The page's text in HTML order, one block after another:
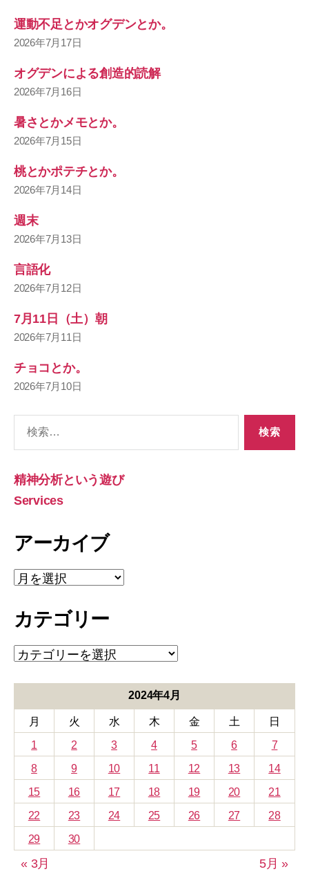
運動不足とかオグデンとか。
2026年7月17日
オグデンによる創造的読解
2026年7月16日
暑さとかメモとか。
2026年7月15日
桃とかポテチとか。
2026年7月14日
週末
2026年7月13日
言語化
2026年7月12日
7月11日（土）朝
2026年7月11日
チョコとか。
2026年7月10日
象:
精神分析という遊び
Services
アーカイブ
ア
ー
イ
カテゴリー
カ
テ
ー
2024年4月
月 火 水 木 金 土
日
1
2 3 4 5 6
7
8
9 10 11 12 13
14
15
16 17 18 19 20
21
22
23 24 25 26 27
28
29
30
« 3月 5月 »